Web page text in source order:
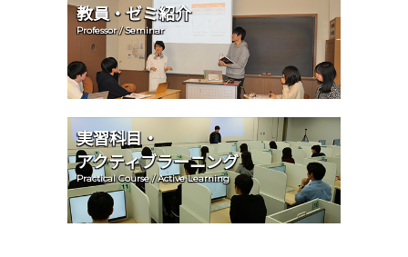
教員・ゼミ紹介
Professor / Seminar
実習科目・
アクティブラーニング
Practical Course / Active Learning